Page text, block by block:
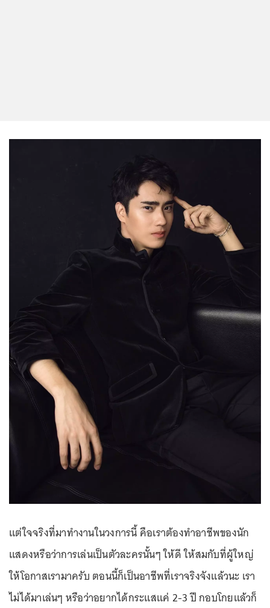
แต่ใจจริงที่มาทำงานในวงการนี้ คือเราต้องทำอาชีพของนัก
แสดงหรือว่าการเล่นเป็นตัวละครนั้นๆ ให้ดี ให้สมกับที่ผู้ใหญ่
ให้โอกาสเรามาครับ ตอนนี้ก็เป็นอาชีพที่เราจริงจังแล้วนะ เรา
ไม่ได้มาเล่นๆ หรือว่าอยากได้กระแสแค่ 2-3 ปี กอบโกยแล้วก็